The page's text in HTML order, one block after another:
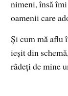
nimeni, însă
oamenii care
Și cum mă aflu
ieșit din
râdeți de mine